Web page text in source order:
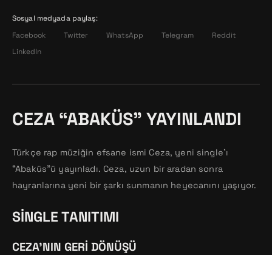
Sosyal medyada paylaş:
Facebook
Twitter WhatsApp Telegram
Reddit
LinkedIn
CEZA “ABAKÜS” YAYINLANDI
Türkçe rap müziğin efsane ismi Ceza, yeni single’ı
“Abaküs”ü yayınladı. Ceza, uzun bir aradan sonra
hayranlarına yeni bir şarkı sunmanın heyecanını yaşıyor.
SINGLE TANITIMI
CEZA’NIN GERI DÖNÜŞÜ